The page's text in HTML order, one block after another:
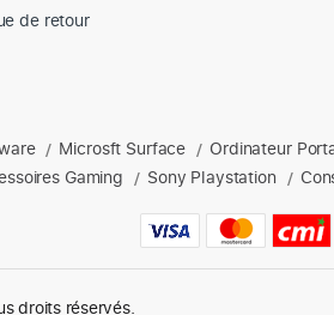
de retour
: Apple, Dell, hp, Lenovo, Microsoft,
/ Microsft Surface / Ordinateur
Gaming
/ Sony Playstation /
droits réservés.